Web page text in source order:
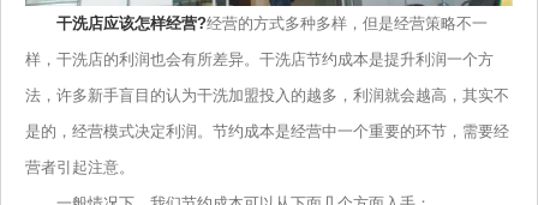
干洗店应该怎样经营?经营的方式多种多样，但是经营策略不一
样，干洗店的利润也会有所差异。干洗店节约成本是提升利润一个方
法，许多新手盲目的认为干洗加盟投入的越多，利润就会越高，其实不
是的，经营模式决定利润。节约成本是经营中一个重要的环节，需要经
营者引起注意。